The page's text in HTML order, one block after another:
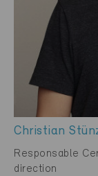
Christian
Responsable
direction